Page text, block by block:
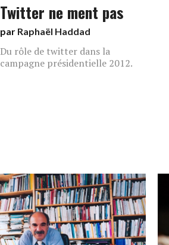
Twitter ne ment pas
par Raphaël Haddad
Du rôle de twitter dans la
campagne présidentielle 2012.